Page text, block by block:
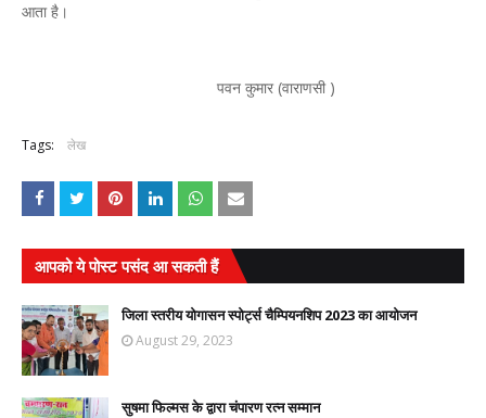
आता है।
पवन कुमार (वाराणसी )
Tags: लेख
आपको ये पोस्ट पसंद आ सकती हैं
जिला स्तरीय योगासन स्पोर्ट्स चैम्पियनशिप 2023 का आयोजन
August 29, 2023
सुषमा फिल्मस के द्वारा चंपारण रत्न सम्मान